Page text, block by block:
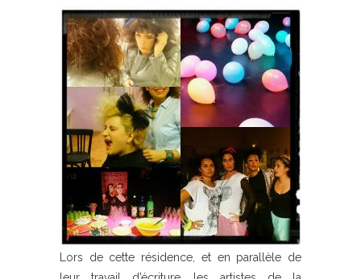
Lors de cette résidence, et en parallèle de